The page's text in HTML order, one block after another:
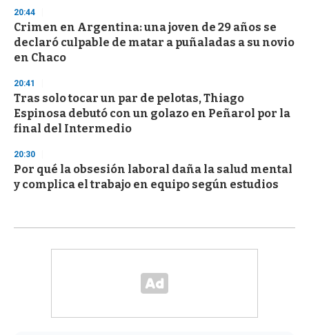
20:44
Crimen en Argentina: una joven de 29 años se
declaró culpable de matar a puñaladas a su novio
en Chaco
20:41
Tras solo tocar un par de pelotas, Thiago
Espinosa debutó con un golazo en Peñarol por la
final del Intermedio
20:30
Por qué la obsesión laboral daña la salud mental
y complica el trabajo en equipo según estudios